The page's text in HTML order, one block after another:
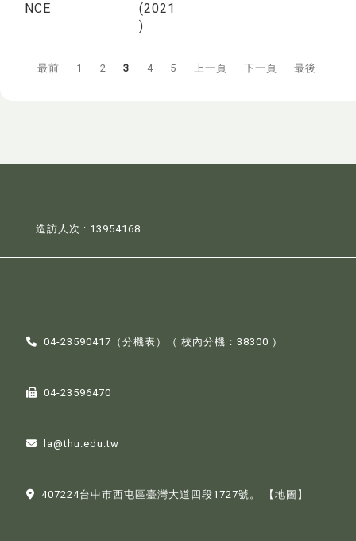
NCE
(2021
)
最前 1 2 3 4 5 上一頁 下一頁 最後
造訪人次 : 13954168
04-23590417（分機表 ）（ 校內分機：38300 ）
04-23596470
la@thu.edu.tw
407224台中市西屯區臺灣大道四段1727號。 【地圖】